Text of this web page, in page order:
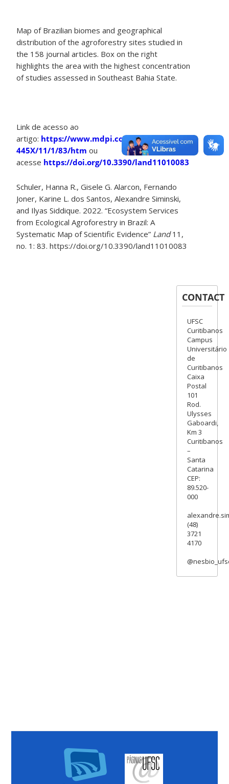
Map of Brazilian biomes and geographical
distribution of the agroforestry sites studied in
the 158 journal articles. Box on the right
highlights the area with the highest concentration
of studies assessed in Southeast Bahia State.
Link de acesso ao
artigo: https://www.mdpi.com/2073-
445X/11/1/83/htm ou
acesse https://doi.org/10.3390/land11010083
Schuler, Hanna R., Gisele G. Alarcon, Fernando
Joner, Karine L. dos Santos, Alexandre Siminski,
and Ilyas Siddique. 2022. “Ecosystem Services
from Ecological Agroforestry in Brazil: A
Systematic Map of Scientific Evidence” Land11,
no. 1: 83. https://doi.org/10.3390/land11010083
CONTACT
UFSC
Curitibanos
Campus
Universitário
de
Curitibanos
Caixa
Postal
101
Rod.
Ulysses
Gaboardi,
Km 3
Curitibanos
–
Santa
Catarina
CEP:
89.520-
000
(48)
3721
4170